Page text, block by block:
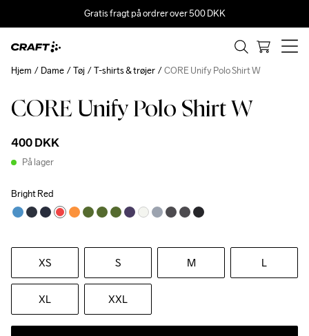
Gratis fragt på ordrer over 500 DKK
CORE Unify Polo Shirt W
400 DKK
På lager
Bright Red
XS S M L
XL XXL
Hjem Dame Tøj T-shirts & trøjer CORE Unify Polo Shirt W
Recycled